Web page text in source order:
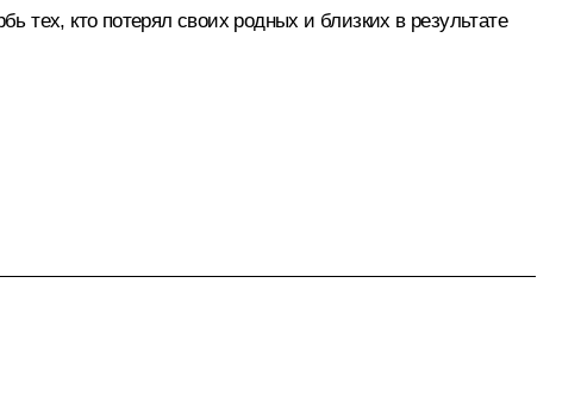
тех, кто потерял своих родных и близких в результате